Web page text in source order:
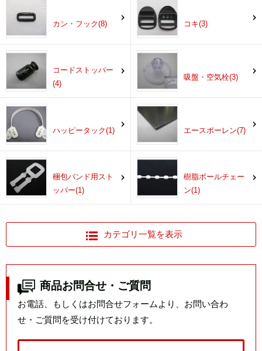
カン・フック(8) コキ(3)
コードストッパー
(4)
吸盤・空気栓(3)
ハッピータック(1) エースポーレン(7)
梱包バンド用スト
ッパー(1)
樹脂ボールチェー
ン(1)
カテゴリ一覧を表示
商品お問合せ・ご質問
お電話、もしくはお問合せフォームより、お問い合わ
せ・ご質問を受け付けております。